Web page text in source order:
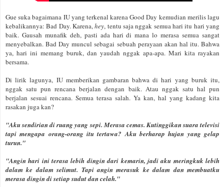
Gue suka bagaimana IU yang terkenal karena Good Day kemudian merilis lagu
kebalikannya: Bad Day. Karena,hey, tentu saja nggak semua hari itu hari yang
baik. Gausah munafik deh, pasti ada hari di mana lo merasa semua sangat
menyebalkan. Bad Day muncul sebagai sebuah perayaan akan hal itu. Bahwa
ya, hari ini memang buruk, dan yaudah nggak apa-apa. Mari kita rayakan
bersama.
Di lirik lagunya, IU memberikan gambaran bahwa di hari yang buruk itu,
nggak satu pun rencana berjalan dengan baik. Atau nggak satu hal pun
berjalan sesuai rencana. Semua terasa salah. Ya kan, hal yang kadang kita
rasakan juga kan?
"Aku sendirian di ruang yang sepi. Merasa cemas. Kutinggikan suara televisi
tapi mengapa orang-orang itu tertawa? Aku berharap hujan yang gelap
turun."
"Angin hari ini terasa lebih dingin dari kemarin, jadi aku meringkuk lebih
dalam ke dalam selimut. Tapi angin merasuk ke dalam dan membuatku
merasa dingin di setiap sudut dan celah."